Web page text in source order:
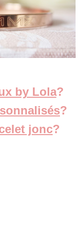
by Lola?
?
jonc?